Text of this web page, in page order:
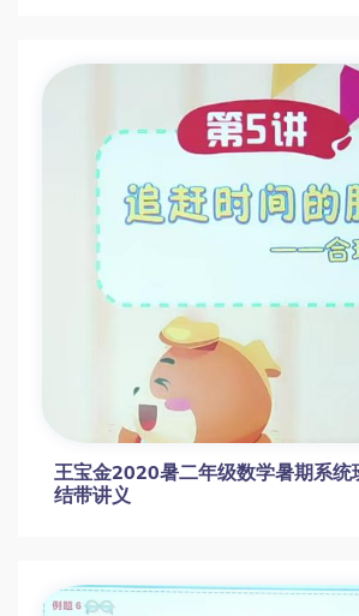
王宝金2020暑二年级数学暑期系统
结带讲义